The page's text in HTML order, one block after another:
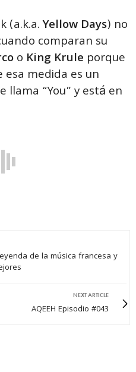
(a.k.a.Yellow Days) no
comparan su
o King Krule porque
medida es un
llama “You” y está en
de la música francesa y
NEXT ARTICLE
AQEEH Episodio #043